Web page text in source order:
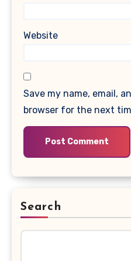
Website
Save my name, email,
browser for the next
Search